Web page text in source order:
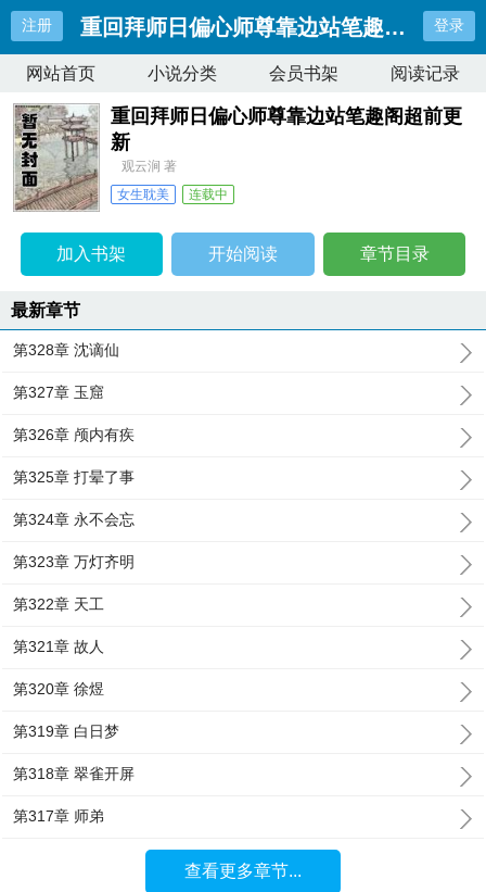
注册 重回拜师日偏心师尊靠边站笔趣阁超前更
登录
网站首页 小说分类 会员书架 阅读记录
重回拜师日偏心师尊靠边站笔趣阁超前更
新
观云涧 著
女生耽美
连载中
更新时间：
2026-08-07 02:16:25
加入书架 开始阅读 章节目录
最新章节
第328章 沈谪仙
第327章 玉窟
第326章 颅内有疾
第325章 打晕了事
第324章 永不会忘
第323章 万灯齐明
第322章 天工
第321章 故人
第320章 徐煜
第319章 白日梦
第318章 翠雀开屏
第317章 师弟
查看更多章节...